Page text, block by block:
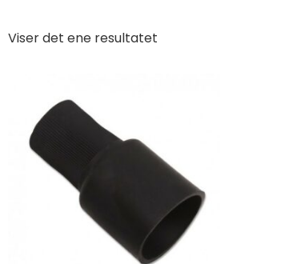
Viser det ene resultatet